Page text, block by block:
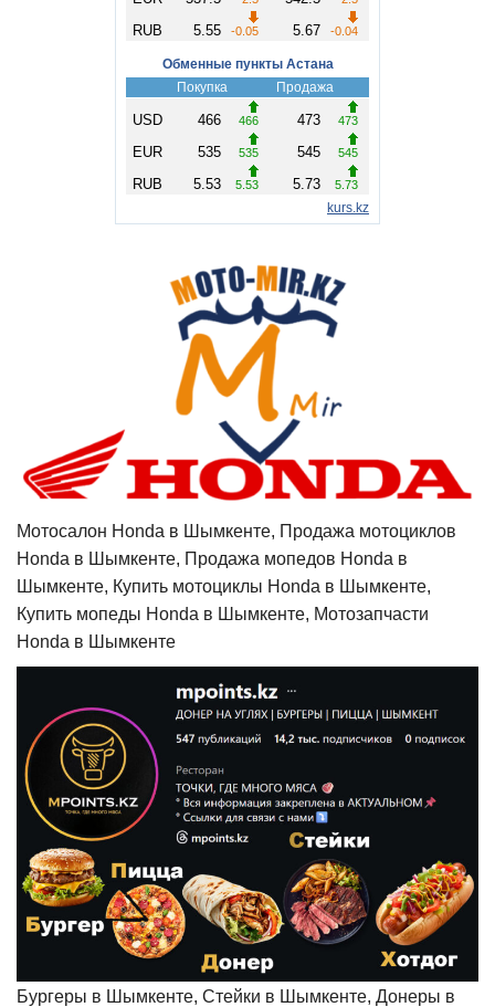
Мотосалон Honda в Шымкенте, Продажа мотоциклов
Honda в Шымкенте, Продажа мопедов Honda в
Шымкенте, Купить мотоциклы Honda в Шымкенте,
Купить мопеды Honda в Шымкенте, Мотозапчасти
Honda в Шымкенте
Бургеры в Шымкенте, Стейки в Шымкенте, Донеры в